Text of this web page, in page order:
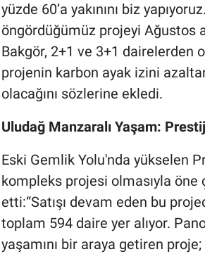
yüzde 60’a yakınını biz
öngördüğümüz projeyi Ağustos
Bakgör, 2+1 ve 3+1 dairelerden
projenin karbon ayak izini
olacağını sözlerine ekledi.
Uludağ Manzaralı Yaşam:
Eski Gemlik Yolu'nda yükselen
kompleks projesi olmasıyla öne
etti:“Satışı devam eden bu
toplam 594 daire yer alıyor.
yaşamını bir araya getiren